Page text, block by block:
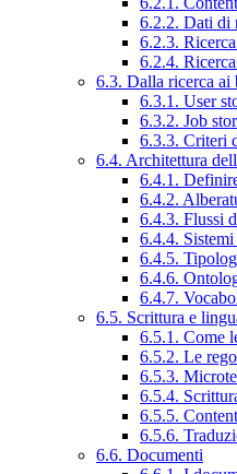
6.2.2. Dati di
6.2.3.
6.2.4.
6.3. Dalla ricerca ai
6.3.1. User
6.3.2. Job
6.3.3. Criteri
6.4. Architettura
6.4.1.
6.4.2.
6.4.3. Flussi
6.4.4.
6.4.5.
6.4.6.
6.4.7.
6.5. Scrittura e
6.5.1. Come
6.5.2. Le
6.5.3.
6.5.4.
6.5.5.
6.5.6.
6.6. Documenti